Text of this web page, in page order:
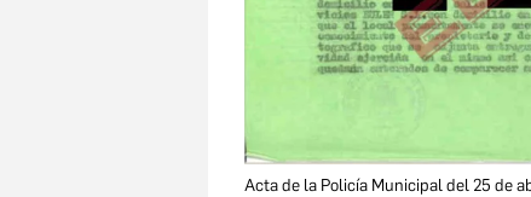
Acta de la Policía Municipal del 25 de